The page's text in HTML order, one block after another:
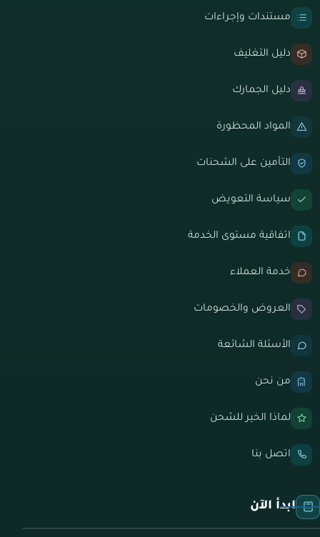
مستندات وإجراءات
دليل التغليف
دليل الجمارك
المواد المحظورة
التأمين على الشحنات
سياسة التعويض
اتفاقية مستوى الخدمة
خدمة العملاء
العروض والخصومات
الأسئلة الشائعة
من نحن
لماذا الخير للشحن
اتصل بنا
ابدأ الآن